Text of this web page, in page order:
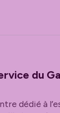
du
dédié à